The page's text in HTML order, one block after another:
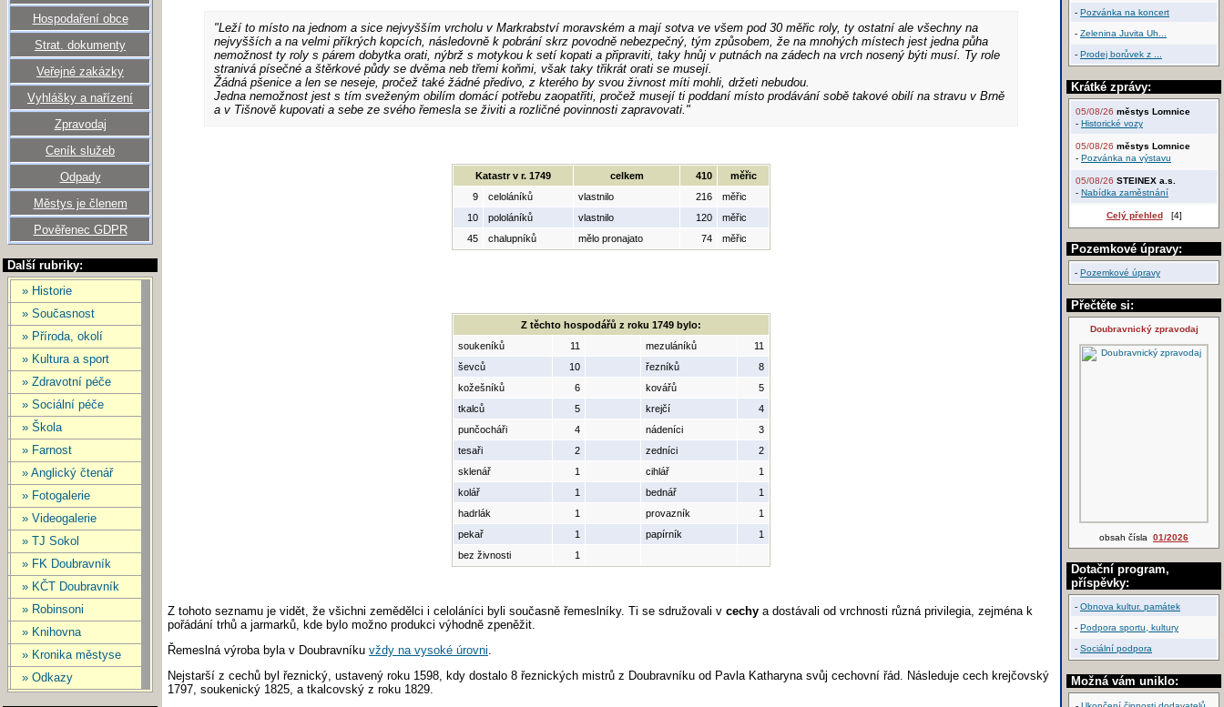
Hospodaření obce
Strat. dokumenty
Veřejné zakázky
Vyhlášky a nařízení
Zpravodaj
Ceník služeb
Odpady
Městys je členem
Pověřenec GDPR
Další rubriky:
» Historie
» Současnost
» Příroda, okolí
» Kultura a sport
» Zdravotní péče
» Sociální péče
» Škola
» Farnost
» Anglický čtenář
» Fotogalerie
» Videogalerie
» TJ Sokol
» FK Doubravník
» KČT Doubravník
» Robinsoni
» Knihovna
» Kronika městyse
» Odkazy
- Pozvánka na koncert
- Zelenina Juvita Uh...
- Prodej borůvek z ...
Krátké zprávy:
05/08/26 městys Lomnice
- Historické vozy
05/08/26 městys Lomnice
- Pozvánka na výstavu
05/08/26 STEINEX a.s.
- Nabídka zaměstnání
Celý přehled[4]
Pozemkové úpravy:
- Pozemkové úpravy
Přečtěte si:
Doubravnický zpravodaj
obsah čísla 01/2026
Dotační program,
příspěvky:
- Obnova kultur. památek
- Podpora sportu, kultury
- Sociální podpora
Možná vám uniklo:
"Leží to místo na jednom a sice nejvyšším vrcholu v Markrabství moravském a mají sotva ve všem pod 30 měřic roly, ty ostatní ale všechny na
nejvyšších a na velmi příkrých kopcích, následovně k pobrání skrz povodně nebezpečný, tým způsobem, že na mnohých místech jest jedna půha
nemožnost ty roly s párem dobytka orati, nýbrž s motykou k setí kopati a připraviti, taky hnůj v putnách na zádech na vrch nosený býti musí. Ty role
stranivá písečné a štěrkové půdy se dvěma neb třemi koňmi, však taky třikrát orati se musejí.
Žádná pšenice a len se neseje, pročež také žádné předivo, z kterého by svou živnost míti mohli, držeti nebudou.
Jedna nemožnost jest s tím sveženým obilím domácí potřebu zaopatřiti, pročež musejí ti poddaní místo prodávání sobě takové obilí na stravu v Brně
a v Tišnově kupovati a sebe ze svého řemesla se živiti a rozličné povinnosti zapravovati."
Katastr v r. 1749 celkem 410
měřic
9
celoláníků vlastnilo 216
měřic
10
pololáníků vlastnilo 120
měřic
45
chalupníků mělo pronajato 74 měřic
Z těchto hospodářů z roku 1749 bylo:
soukeníků
11 mezuláníků
11
ševců
10 řezníků
8
kožešníků
6 kovářů
5
tkalců
5 krejčí
4
punčocháři
4 nádeníci
3
tesaři
2 zedníci
2
sklenář
1 cihlář
1
kolář
1 bednář
1
hadrlák
1 provazník
1
pekař
1 papírník
1
bez živnosti
1
Z tohoto seznamu je vidět, že všichni zemědělci i celoláníci byli současně řemeslníky. Ti se sdružovali v cechy a dostávali od vrchnosti různá privilegia, zejména k
pořádání trhů a jarmarků, kde bylo možno produkci výhodně zpeněžit.
Řemeslná výroba byla v Doubravníku vždy na vysoké úrovni.
Nejstarší z cechů byl řeznický, ustavený roku 1598, kdy dostalo 8 řeznických mistrů z Doubravníku od Pavla Katharyna svůj cechovní řád. Následuje cech krejčovský
1797, soukenický 1825, a tkalcovský z roku 1829.